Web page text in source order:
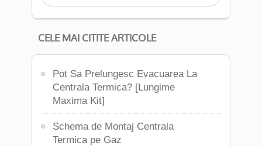
CELE MAI CITITE ARTICOLE
Pot Sa Prelungesc Evacuarea La
Centrala Termica? [Lungime
Maxima Kit]
Schema de Montaj Centrala
Termica pe Gaz